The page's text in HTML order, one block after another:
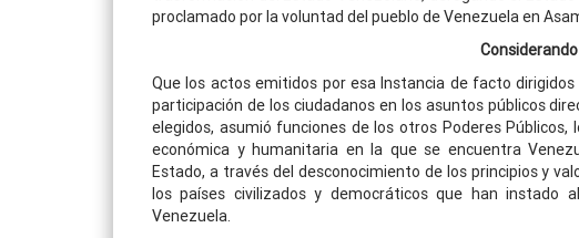
proclamado por la voluntad del pueblo de Venezuela en
Considerando
Que los actos emitidos por esa Instancia de facto
participación de los ciudadanos en los asuntos públicos
elegidos, asumió funciones de los otros Poderes
económica y humanitaria en la que se encuentra
Estado, a través del desconocimiento de los principios y
los países civilizados y democráticos que han instado
Venezuela.